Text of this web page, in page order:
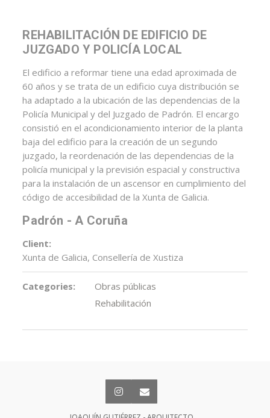
REHABILITACIÓN DE EDIFICIO DE
JUZGADO Y POLICÍA LOCAL
El edificio a reformar tiene una edad aproximada de
60 años y se trata de un edificio cuya distribución se
ha adaptado a la ubicación de las dependencias de la
Policía Municipal y del Juzgado de Padrón. El encargo
consistió en el acondicionamiento interior de la planta
baja del edificio para la creación de un segundo
juzgado, la reordenación de las dependencias de la
policía municipal y la previsión espacial y constructiva
para la instalación de un ascensor en cumplimiento del
código de accesibilidad de la Xunta de Galicia.
Padrón - A Coruña
Client:
Xunta de Galicia, Consellería de Xustiza
Categories:
Obras públicas
Rehabilitación